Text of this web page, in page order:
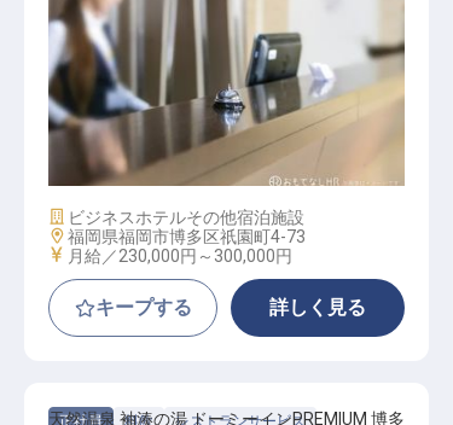
フロント【スカイハートホテル博多
】
施設業態
ビジネスホテルその他宿泊施設
勤務地
福岡県福岡市博多区祇園町4-73
給与
月給／230,000円～ 300,000円
キープする 詳しく見る
正社員 料飲 レストランサービス
天然温泉 袖湊の湯 ドーミーインPREMIUM 博多